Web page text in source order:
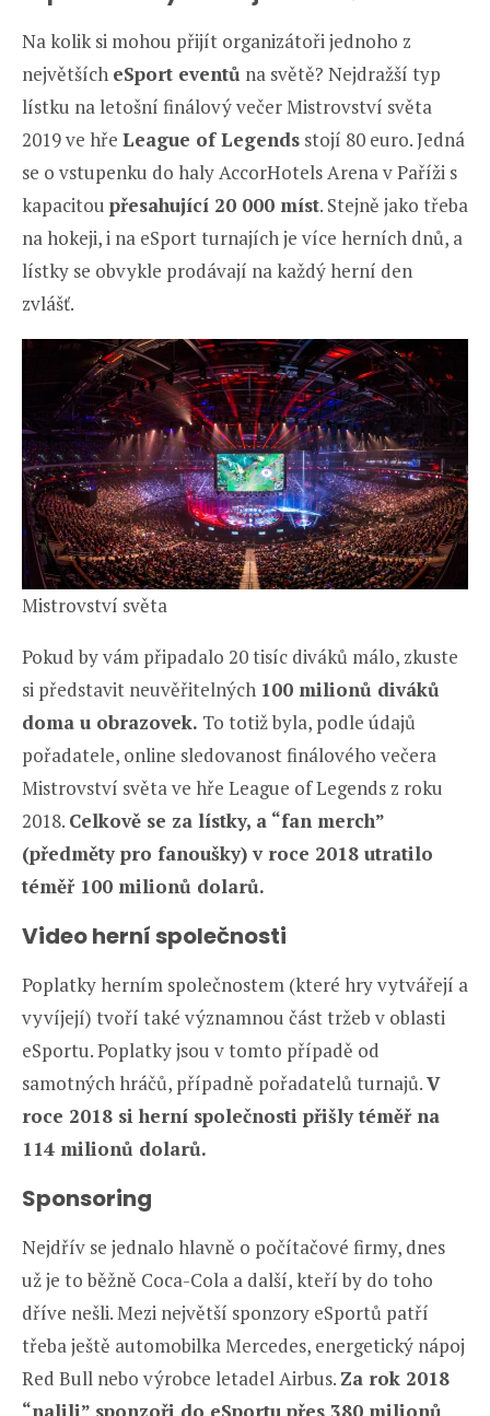
Na kolik si mohou přijít organizátoři jednoho z
největších eSport eventů na světě? Nejdražší typ
lístku na letošní finálový večer Mistrovství světa
2019 ve hře League of Legends stojí 80 euro. Jedná
se o vstupenku do haly AccorHotels Arena v Paříži s
kapacitou přesahující 20 000 míst. Stejně jako třeba
na hokeji, i na eSport turnajích je více herních dnů, a
lístky se obvykle prodávají na každý herní den
zvlášť.
Mistrovství světa
Pokud by vám připadalo 20 tisíc diváků málo, zkuste
si představit neuvěřitelných 100 milionů diváků
doma u obrazovek. To totiž byla, podle údajů
pořadatele, online sledovanost finálového večera
Mistrovství světa ve hře League of Legends z roku
2018. Celkově se za lístky, a “fan merch”
(předměty pro fanoušky) v roce 2018 utratilo
téměř 100 milionů dolarů.
Video herní společnosti
Poplatky herním společnostem (které hry vytvářejí a
vyvíjejí) tvoří také významnou část tržeb v oblasti
eSportu. Poplatky jsou v tomto případě od
samotných hráčů, případně pořadatelů turnajů.V
roce 2018 si herní společnosti přišly téměř na
114 milionů dolarů.
Sponsoring
Nejdřív se jednalo hlavně o počítačové firmy, dnes
už je to běžně Coca-Cola a další, kteří by do toho
dříve nešli. Mezi největší sponzory eSportů patří
třeba ještě automobilka Mercedes, energetický nápoj
Red Bull nebo výrobce letadel Airbus. Za rok 2018